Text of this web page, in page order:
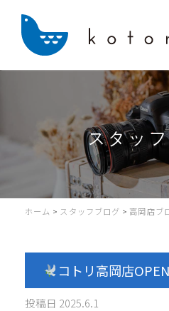
スタッ
ホーム > スタッフブログ > 高岡店ブ
コトリ高岡店
投稿日 2025.6.1